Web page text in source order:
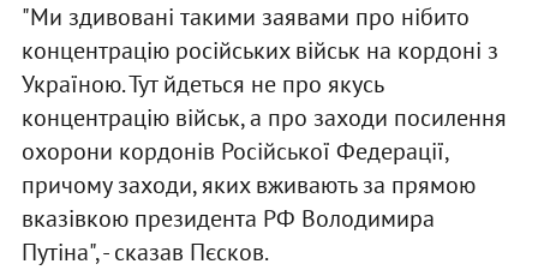
"Ми здивовані такими заявами про нібито
концентрацію російських військ на кордоні з
Україною. Тут йдеться не про якусь
концентрацію військ, а про заходи посилення
охорони кордонів Російської Федерації,
причому заходи, яких вживають за прямою
вказівкою президента РФ Володимира
Путіна", - сказав Пєсков.